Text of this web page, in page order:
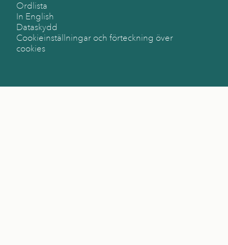
Ordlista
In English
Dataskydd
Cookieinställningar och förteckning över
cookies